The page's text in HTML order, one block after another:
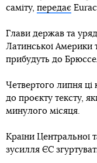
саміту, передає
Глави держав та
Латинської Америки
прибудуть до
Четвертого липня ці
до проєкту тексту,
минулого місяця.
Країни Центральної
зусилля ЄС